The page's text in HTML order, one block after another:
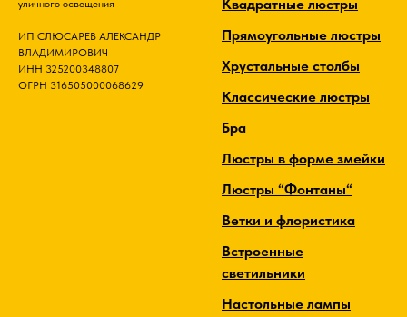
уличного освещения
ИП СЛЮСАРЕВ АЛЕКСАНДР
ВЛАДИМИРОВИЧ
ИНН 325200348807
ОГРН 316505000068629
Квадратные люстры
Прямоугольные люстры
Хрустальные столбы
Классические люстры
Бра
Люстры в форме змейки
Люстры “Фонтаны“
Ветки и флористика
Встроенные
светильники
Настольные лампы